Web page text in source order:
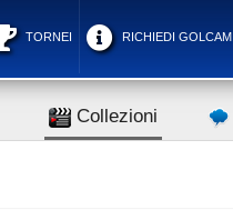
TORNEI RICHIEDI GOLCAM
Collezioni